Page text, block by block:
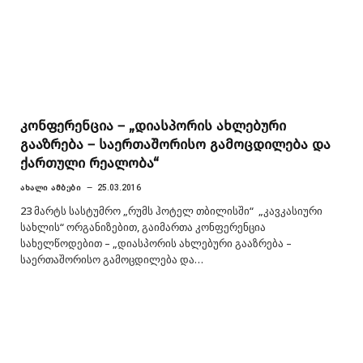
კონფერენცია – „დიასპორის ახლებური
გააზრება – საერთაშორისო გამოცდილება და
ქართული რეალობა“
ᲐᲮᲐᲚᲘ ᲐᲛᲑᲔᲑᲘ 25.03.2016
23 მარტს სასტუმრო „რუმს ჰოტელ თბილისში“ „კავკასიური
სახლის“ ორგანიზებით, გაიმართა კონფერენცია
სახელწოდებით – „დიასპორის ახლებური გააზრება –
საერთაშორისო გამოცდილება და…